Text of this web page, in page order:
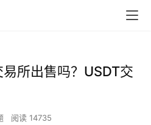
所出售吗？USDT交
阅读 14735